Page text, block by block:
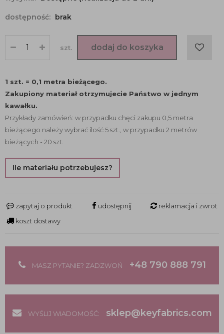
dostępność: brak
szt. dodaj do koszyka
1 szt. = 0,1 metra bieżącego.
Zakupiony materiał otrzymujecie Państwo w jednym
kawałku.
Przykłady zamówień: w przypadku chęci zakupu 0,5 metra
bieżącego należy wybrać ilość 5 szt., w przypadku 2 metrów
bieżących - 20 szt.
Ile materiału potrzebujesz?
zapytaj o produkt udostępnij
reklamacja i zwrot
koszt dostawy
MASZ PYTANIE? ZADZWOŃ +48 790 888 791
WYŚLIJ WIADOMOŚĆ: sklep@keyfabrics.com